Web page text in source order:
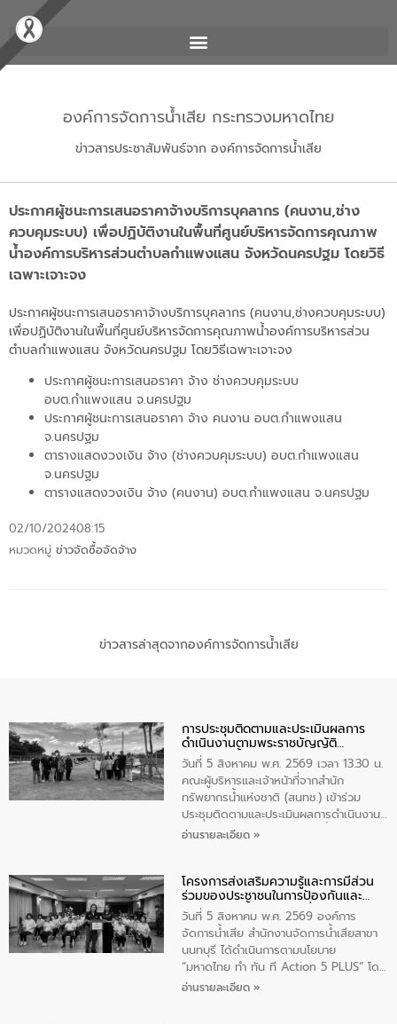
องค์การจัดการน้ำเสีย กระทรวงมหาดไทย
ข่าวสารประชาสัมพันธ์จาก องค์การจัดการน้ำเสีย
ประกาศผู้ชนะการเสนอราคาจ้างบริการบุคลากร (คนงาน,ช่าง
ควบคุมระบบ) เพื่อปฏิบัติงานในพื้นที่ศูนย์บริหารจัดการคุณภาพ
น้ำองค์การบริหารส่วนตำบลกำแพงแสน จังหวัดนครปฐม โดยวิธี
เฉพาะเจาะจง
ประกาศผู้ชนะการเสนอราคาจ้างบริการบุคลากร (คนงาน,ช่างควบคุมระบบ)
เพื่อปฏิบัติงานในพื้นที่ศูนย์บริหารจัดการคุณภาพน้ำองค์การบริหารส่วน
ตำบลกำแพงแสน จังหวัดนครปฐม โดยวิธีเฉพาะเจาะจง
ประกาศผู้ชนะการเสนอราคา จ้าง ช่างควบคุมระบบ
อบต.กำแพงแสน จ.นครปฐม
ประกาศผู้ชนะการเสนอราคา จ้าง คนงาน อบต.กำแพงแสน
จ.นครปฐม
ตารางแสดงวงเงิน จ้าง (ช่างควบคุมระบบ) อบต.กำแพงแสน
จ.นครปฐม
ตารางแสดงวงเงิน จ้าง (คนงาน) อบต.กำแพงแสน จ.นครปฐม
02/10/202408:15
หมวดหมู่ ข่าวจัดซื้อจัดจ้าง
ข่าวสารล่าสุดจากองค์การจัดการน้ำเสีย
การประชุมติดตามและประเมินผลการ
ดำเนินงานตามพระราชบัญญัติ
ทรัพยากรน้ำ พ.ศ. 2561 ประจำ
ปีงบประมาณ พ.ศ. 2569
วันที่ 5 สิงหาคม พ.ศ. 2569 เวลา 13.30 น.
คณะผู้บริหารและเจ้าหน้าที่จากสำนัก
ทรัพยากรน้ำแห่งชาติ (สนทช.) เข้าร่วม
ประชุมติดตามและประเมินผลการดำเนินงาน
ตามพระราชบัญญัติทรัพยากรน้ำ พ.ศ. 2561
วัดสิงห์ จังหวัดชัยนาท โดยมีนายแสงชัย
สุขชื่น นายกเทศมนตรีตำบลวัดสิงห์ คณะผู้
บริหารเทศบาลตำบลวัดสิงห์ ผู้นำชุมชน และ
ประชาชนในพื้นที่เทศบาลตำบลวัดสิงก์ที่มี
ส่วนได้ส่วนเสียในโครงก่อสร้างศูนย์บริหาร
จัดการคุณภาพน้ำเทศบาลตำบลวัดสิงห์
จังหวัดชัยนาท ให้การต้อนรับ
อ่านรายละเอียด »
โครงการส่งเสริมความรู้และการมีส่วน
ร่วมของประชาชนในการป้องกันและ
แก้ไขปัญหาน้ำเสียอย่างยั่งยืน
วันที่ 5 สิงหาคม พ.ศ. 2569 องค์การ
จัดการน้ำเสีย สำนักงานจัดการน้ำเสียสาขา
นนทบุรี ได้ดำเนินการตามนโยบาย
“มหาดไทย ทำ ทัน ที Action 5 PLUS” โดย
จัดโครงการส่งเสริมความรู้และการมีส่วน
อ่านรายละเอียด »